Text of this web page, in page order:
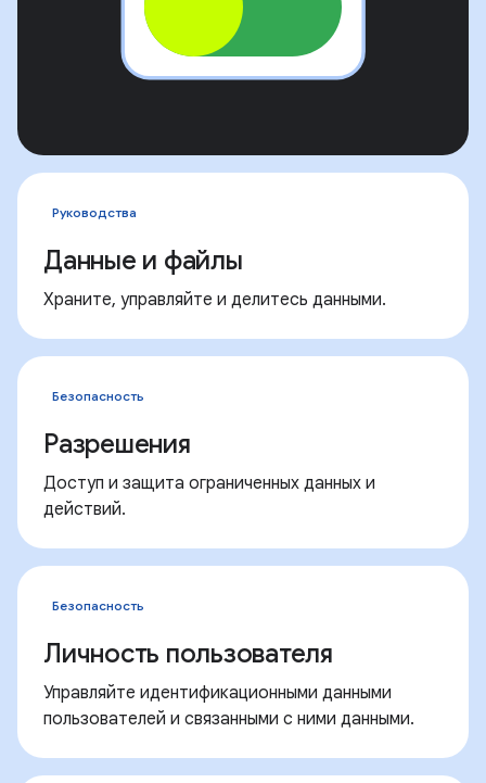
Руководства
Данные и файлы
Храните, управляйте и делитесь данными.
Безопасность
Разрешения
Доступ и защита ограниченных данных и
действий.
Безопасность
Личность пользователя
Управляйте идентификационными данными
пользователей и связанными с ними данными.